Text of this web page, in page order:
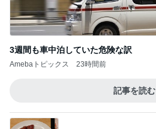
3週間も車中泊していた危険な訳
Amebaトピックス 23時間前
記事を読む